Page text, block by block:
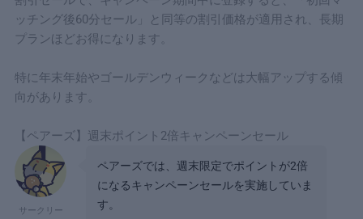
ッチング後60分セール」と同等の割引価格が適用され、長期
プランほどお得になります。
特に年末年始やゴールデンウィークなどは大幅アップする傾
向があります。
【ペアーズ】週末ポイント2倍キャンペーンセール
サークリー
ペアーズでは、週末限定でポイントが2倍
になるキャンペーンセールを実施していま
す。